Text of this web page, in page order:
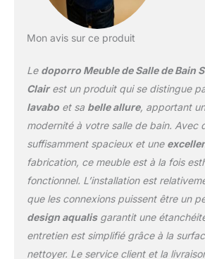
Mon avis sur ce produit
Le doporro Meuble de Salle de Bain
Clairest un produit qui se distingue
lavaboet sa belle allure, apportant
modernité à votre salle de bain. Avec
suffisamment spacieux et une
fabrication, ce meuble est à la fois
fonctionnel. L’installation est
que les connexions puissent être un
design aqualisgarantit une
entretien est simplifié grâce à la
nettoyer. Le service client et la